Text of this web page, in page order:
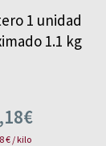
1 unidad
1.1 kg
€ / kilo